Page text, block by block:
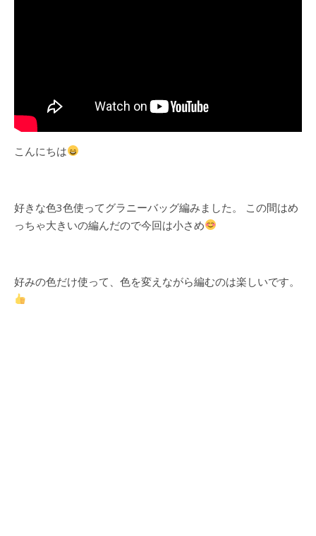
こんにちは
好きな色3色使ってグラニーバッグ編みました。 この間はめ
っちゃ大きいの編んだので今回は小さめ
好みの色だけ使って、色を変えながら編むのは楽しいです。